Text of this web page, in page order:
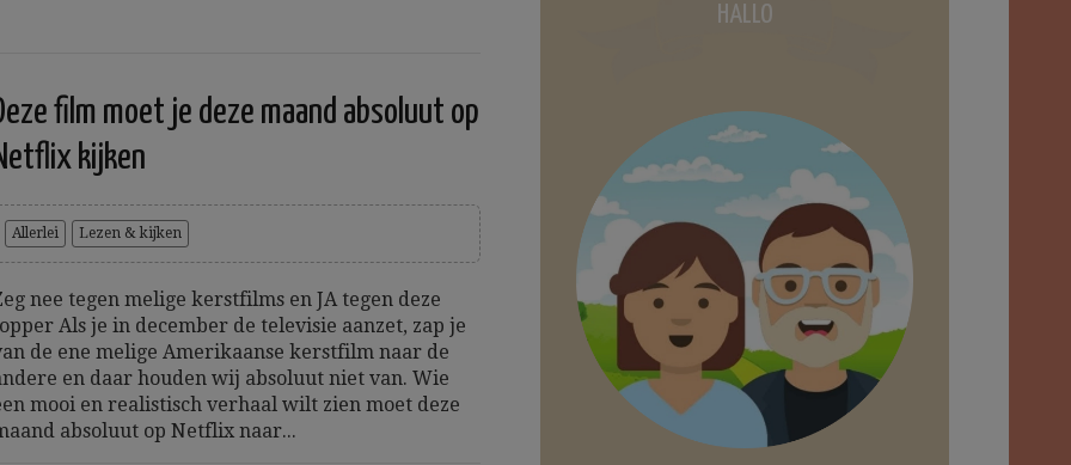
film moet je deze maand absoluut op
kijken
Allerlei Lezen & kijken
nee tegen melige kerstfilms en JA tegen deze
Als je in december de televisie aanzet, zap je
de ene melige Amerikaanse kerstfilm naar de
en daar houden wij absoluut niet van. Wie
mooi en realistisch verhaal wilt zien moet deze
absoluut op Netflix naar...
HALLO